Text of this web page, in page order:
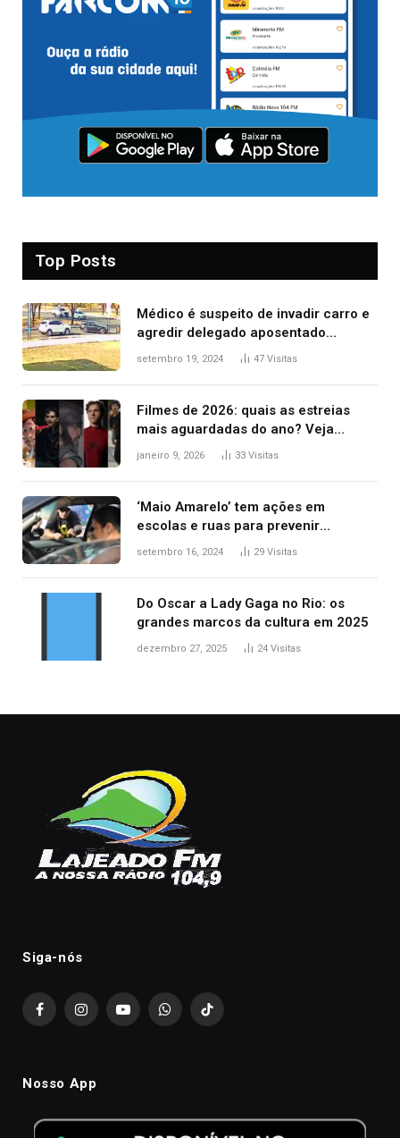
Top Posts
Médico é suspeito de invadir carro e
agredir delegado aposentado
durante confusão no trânsito
setembro 19, 2024 47 Visitas
Filmes de 2026: quais as estreias
mais aguardadas do ano? Veja
principais lançamentos do cinema
janeiro 9, 2026 33 Visitas
‘Maio Amarelo’ tem ações em
escolas e ruas para prevenir
acidentes no trânsito no AP
setembro 16, 2024 29 Visitas
Do Oscar a Lady Gaga no Rio: os
grandes marcos da cultura em 2025
dezembro 27, 2025 24 Visitas
Siga-nós
FacebookInstagramYouTubeWhatsAppTikTok
Nosso App